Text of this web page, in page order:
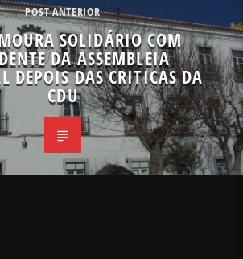
POST ANTERIOR
SOLIDÁRIO COM
DA ASSEMBLEIA
DEPOIS DAS CRITICAS DA
CDU